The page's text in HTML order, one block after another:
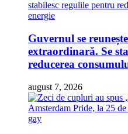
Guvernul se
extraordinară. Se
reducerea
august 7, 2026